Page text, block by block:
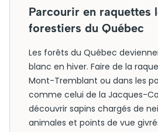
Parcourir en raquettes
forestiers du Québec
Les forêts du Québec
blanc en hiver. Faire de la
Mont-Tremblant ou dans les
comme celui de la Jacques-
découvrir sapins chargés de
animales et points de vue